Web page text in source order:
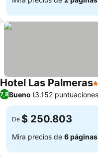
Hotel Las Palmeras
7,8Bueno (3.152
De $ 250.803
Mira precios de 6 páginas